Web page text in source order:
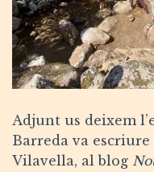
Adjunt us deixem
Barreda va escriure
Vilavella, al blog